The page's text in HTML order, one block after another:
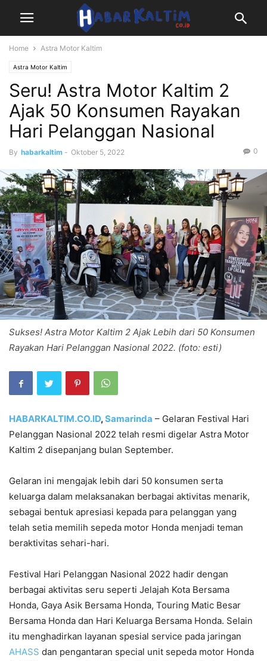
Home Astra Motor Kaltim
Astra Motor Kaltim
Seru! Astra Motor Kaltim 2
Ajak 50 Konsumen Rayakan
Hari Pelanggan Nasional
By habarkaltim - Oktober 5, 2022 0
Sukses! Astra Motor Kaltim 2 Ajak Lebih dari 50 Konsumen
Rayakan Hari Pelanggan Nasional 2022. (foto: esti)
HABARKALTIM.CO.ID,Samarinda – Gelaran Festival Hari
Pelanggan Nasional 2022 telah resmi digelar Astra Motor
Kaltim 2 disepanjang bulan September.
Gelaran ini mengajak lebih dari 50 konsumen serta
keluarga dalam melaksanakan berbagai aktivitas menarik,
sebagai bentuk apresiasi kepada para pelanggan yang
telah setia memilih sepeda motor Honda menjadi teman
beraktivitas sehari-hari.
Festival Hari Pelanggan Nasional 2022 hadir dengan
berbagai aktivitas seru seperti Jelajah Kota Bersama
Honda, Gaya Asik Bersama Honda, Touring Matic Besar
Bersama Honda dan Hari Keluarga Bersama Honda. Selain
itu menghadirkan layanan spesial service pada jaringan
AHASS dan pengantaran special unit sepeda motor Honda